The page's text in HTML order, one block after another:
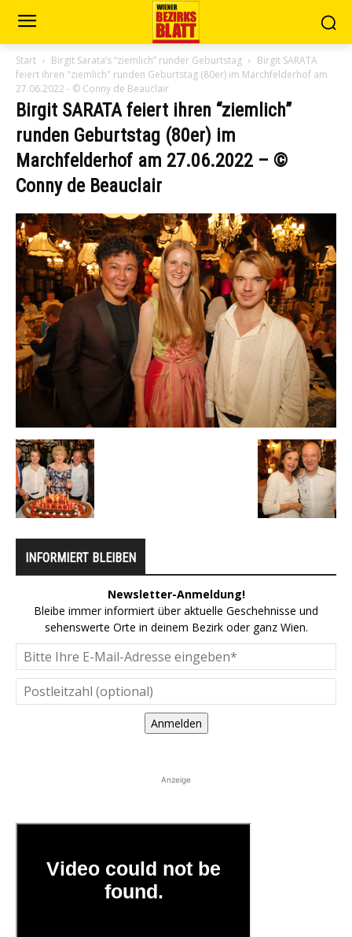
Start Birgit Sarata’s “ziemlich” runder Geburtstag
Birgit SARATA
feiert ihren "ziemlich" runden Geburtstag (80er) im Marchfelderhof am
27.06.2022 - © Conny de Beauclair
Birgit SARATA feiert ihren “ziemlich”
runden Geburtstag (80er) im
Marchfelderhof am 27.06.2022 – ©
Conny de Beauclair
INFORMIERT BLEIBEN
Newsletter-Anmeldung!
Bleibe immer informiert über aktuelle Geschehnisse und
sehenswerte Orte in deinem Bezirk oder ganz Wien.
Anmelden
Anzeige